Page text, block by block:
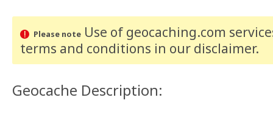
Please noteUse of geocaching.com
terms and conditions in our disclaimer.
Geocache Description: